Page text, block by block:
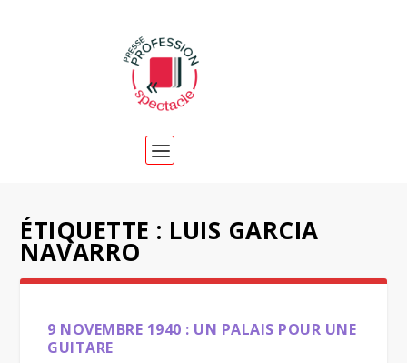
ÉTIQUETTE : LUIS GARCIA
NAVARRO
9 NOVEMBRE 1940 : UN PALAIS POUR UNE
GUITARE